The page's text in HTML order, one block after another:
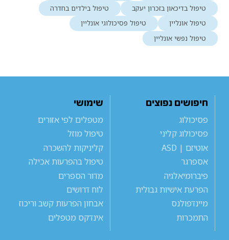
טיפול בדיכאון בזכרון יעקב
טיפול בילדים בחדרה
טיפול אונליין
טיפול פסיכולוגי אונליין
טיפול נפשי אונליין
חיפושים נפוצים
פסיכולוג
פסיכולוג קליני
אוטיזם | ASD
אספרגר
פיברומיאלגיה
הפרעת אישיות גבולית
מיינדפולנס
התמכרות
שימושי
מטפלים לפי אזורים
טיפול מוזל
קליניקות להשכרה
טיפול בהפרעות אכילה
מדור הספרים
לוח דרושים
אבחון הפרעות קשב וריכוז
אינדקס מטפלים